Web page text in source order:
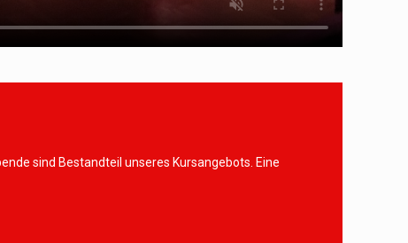
sind Bestandteil unseres Kursangebots. Eine